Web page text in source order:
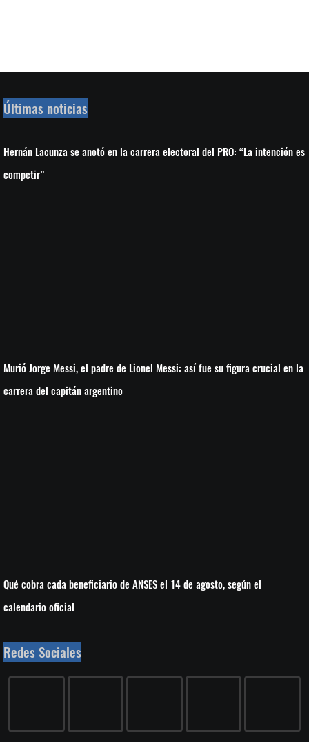
Últimas noticias
Hernán Lacunza se anotó en la carrera electoral del PRO: “La intención es
competir”
Murió Jorge Messi, el padre de Lionel Messi: así fue su figura crucial en la
carrera del capitán argentino
Qué cobra cada beneficiario de ANSES el 14 de agosto, según el
calendario oficial
Redes Sociales